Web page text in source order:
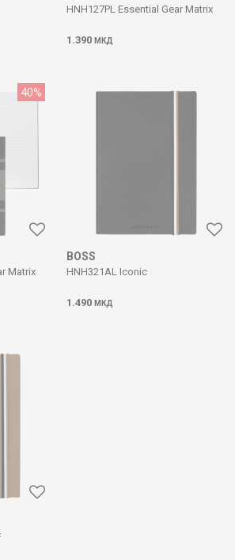
HNH127PL Essential Gear Matrix
1.390 МКД
40%
Matrix
BOSS
HNH321AL Iconic
1.490 МКД